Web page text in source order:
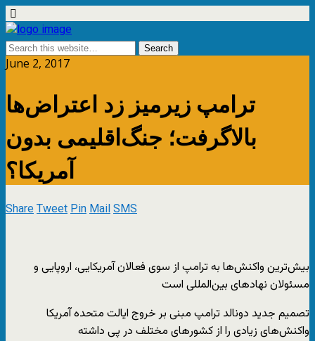
June 2, 2017
ترامپ زیرمیز زد اعتراض‌ها
بالاگرفت؛ جنگ‌اقلیمی بدون
آمریکا؟
ShareTweetPinMailSMS
بیش‌ترین واکنش‌ها به ترامپ از سوی فعالان آمریکایی، اروپایی و
مسئولان نهاد‌های بین‌المللی است
تصمیم جدید دونالد ترامپ مبنی بر خروج ایالت متحده آمریکا
واکنش‌های زیادی را از کشورهای مختلف در پی داشته